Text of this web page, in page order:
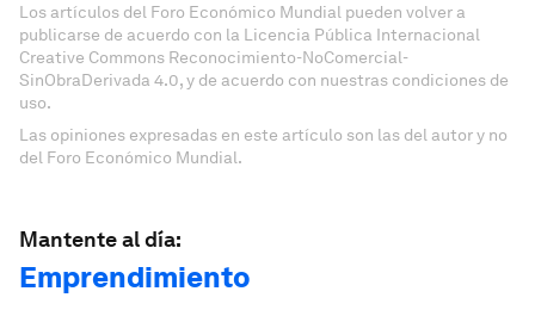
Los artículos del Foro Económico Mundial pueden volver a
publicarse de acuerdo con la Licencia Pública Internacional
Creative Commons Reconocimiento-NoComercial-
SinObraDerivada 4.0, y de acuerdo con nuestras condiciones de
uso.
Las opiniones expresadas en este artículo son las del autor y no
del Foro Económico Mundial.
Mantente al día:
Emprendimiento